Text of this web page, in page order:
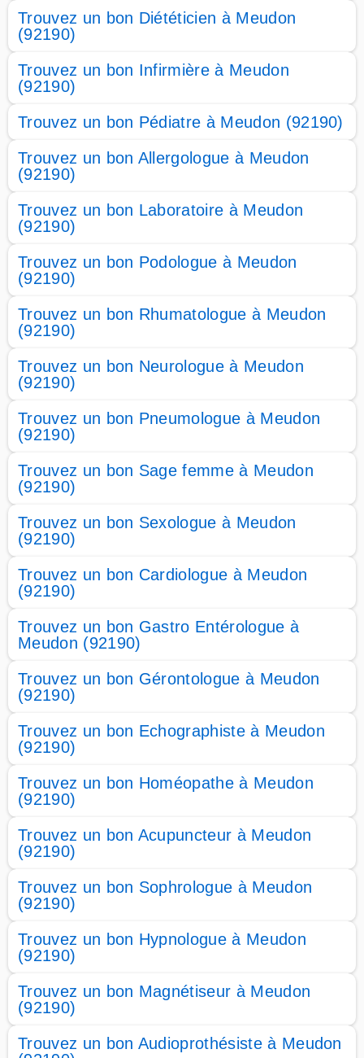
Trouvez un bon Diététicien à Meudon
(92190)
Trouvez un bon Infirmière à Meudon
(92190)
Trouvez un bon Pédiatre à Meudon (92190)
Trouvez un bon Allergologue à Meudon
(92190)
Trouvez un bon Laboratoire à Meudon
(92190)
Trouvez un bon Podologue à Meudon
(92190)
Trouvez un bon Rhumatologue à Meudon
(92190)
Trouvez un bon Neurologue à Meudon
(92190)
Trouvez un bon Pneumologue à Meudon
(92190)
Trouvez un bon Sage femme à Meudon
(92190)
Trouvez un bon Sexologue à Meudon
(92190)
Trouvez un bon Cardiologue à Meudon
(92190)
Trouvez un bon Gastro Entérologue à
Meudon (92190)
Trouvez un bon Gérontologue à Meudon
(92190)
Trouvez un bon Echographiste à Meudon
(92190)
Trouvez un bon Homéopathe à Meudon
(92190)
Trouvez un bon Acupuncteur à Meudon
(92190)
Trouvez un bon Sophrologue à Meudon
(92190)
Trouvez un bon Hypnologue à Meudon
(92190)
Trouvez un bon Magnétiseur à Meudon
(92190)
Trouvez un bon Audioprothésiste à Meudon